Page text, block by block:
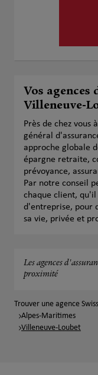
Vos agences
Villeneuve-
Près de chez vous
général
approche globale
épargne retraite,
prévoyance,
Par notre conseil
chaque client,
d'entreprise, pour
sa vie, privée et
Les agences
proximité
Trouver une agence
Alpes-Maritimes
Villeneuve-Loubet